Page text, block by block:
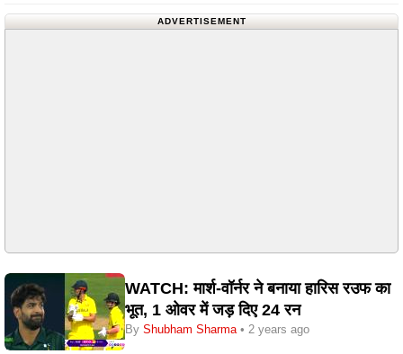
ADVERTISEMENT
WATCH: मार्श-वॉर्नर ने बनाया हारिस रउफ का
भूत, 1 ओवर में जड़ दिए 24 रन
By Shubham Sharma• 2 years ago